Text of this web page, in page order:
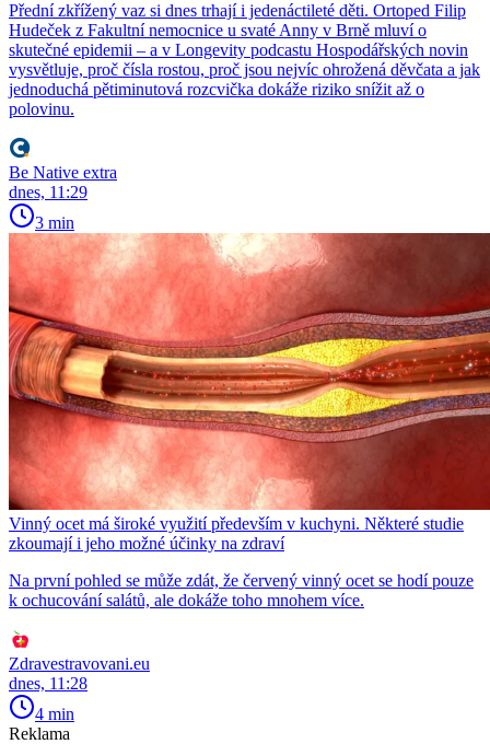
Přední zkřížený vaz si dnes trhají i jedenáctileté děti. Ortoped Filip
Hudeček z Fakultní nemocnice u svaté Anny v Brně mluví o
skutečné epidemii – a v Longevity podcastu Hospodářských novin
vysvětluje, proč čísla rostou, proč jsou nejvíc ohrožená děvčata a jak
jednoduchá pětiminutová rozcvička dokáže riziko snížit až o
polovinu.
Be Native extra
dnes, 11:29
3 min
Vinný ocet má široké využití především v kuchyni. Některé studie
zkoumají i jeho možné účinky na zdraví
Na první pohled se může zdát, že červený vinný ocet se hodí pouze
k ochucování salátů, ale dokáže toho mnohem více.
Zdravestravovani.eu
dnes, 11:28
4 min
Reklama